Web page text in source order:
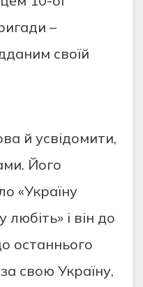
–
своїй
й усвідомити,
Його
«Україну
і він до
останнього
свою Україну,